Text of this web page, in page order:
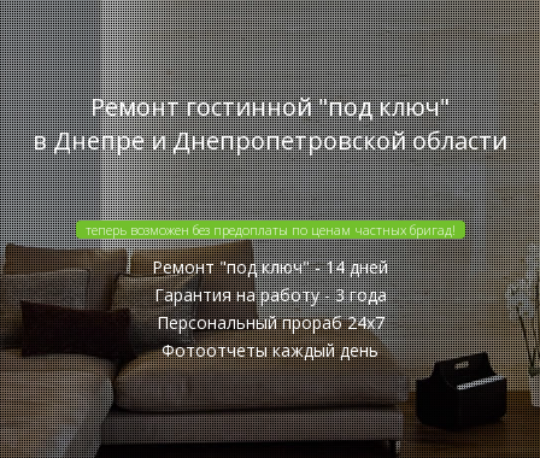
Ремонт гостинной "под ключ"
в Днепре и Днепропетровской области
теперь возможен без предоплаты по ценам частных бригад!
Ремонт "под ключ" - 14 дней
Гарантия на работу - 3 года
Персональный прораб 24x7
Фотоотчеты каждый день